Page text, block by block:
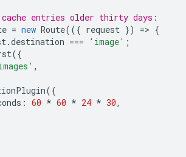
entries older thirty days:
= new Route(({ request }) => {
.destination === 'image' ;
({
,
({
: 60 * 60 * 24 * 30,